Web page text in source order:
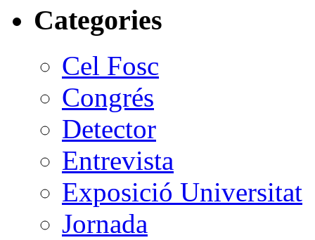
Categories
Cel Fosc
Congrés
Detector
Entrevista
Exposició Universitat
Jornada